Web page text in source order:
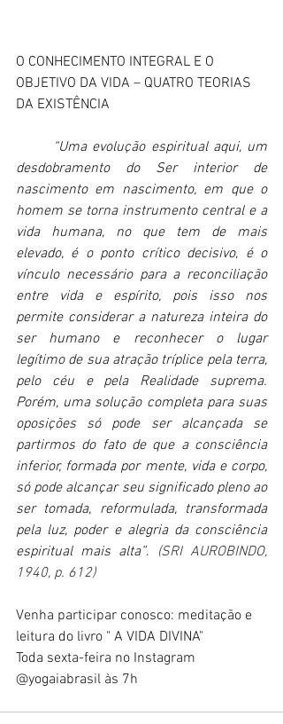
O CONHECIMENTO INTEGRAL E O
OBJETIVO DA VIDA – QUATRO TEORIAS
DA EXISTÊNCIA
“Uma evolução espiritual aqui, um
desdobramento do Ser interior de
nascimento em nascimento, em que o
homem se torna instrumento central e a
vida humana, no que tem de mais
elevado, é o ponto crítico decisivo, é o
vínculo necessário para a reconciliação
entre vida e espírito, pois isso nos
permite considerar a natureza inteira do
ser humano e reconhecer o lugar
legítimo de sua atração tríplice pela terra,
pelo céu e pela Realidade suprema.
Porém, uma solução completa para suas
oposições só pode ser alcançada se
partirmos do fato de que a consciência
inferior, formada por mente, vida e corpo,
só pode alcançar seu significado pleno ao
ser tomada, reformulada, transformada
pela luz, poder e alegria da consciência
espiritual mais alta”. (SRI AUROBINDO,
1940, p. 612)
Venha participar conosco: meditação e
leitura do livro " A VIDA DIVINA"
Toda sexta-feira no Instagram
@yogaiabrasil às 7h